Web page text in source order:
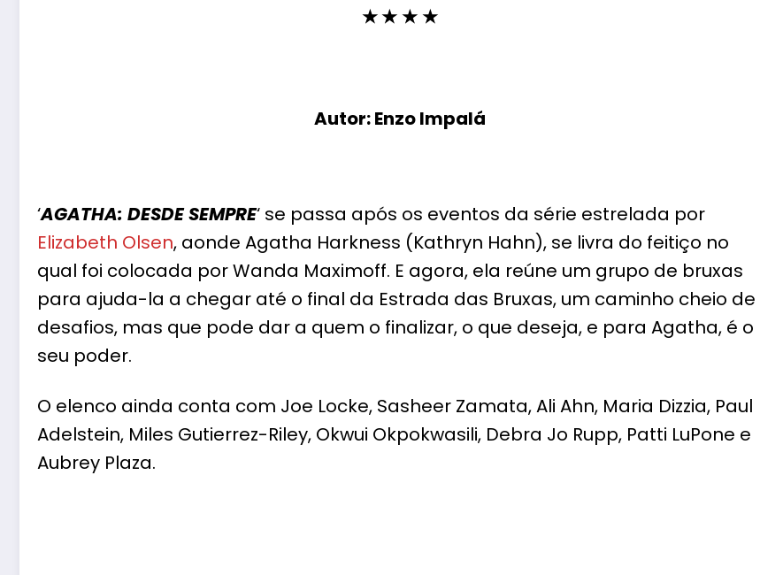
★ ★★★
Autor: Enzo Impalá
‘AGATHA: DESDE SEMPRE‘ se passa após os eventos da série estrelada por
Elizabeth Olsen, aonde Agatha Harkness (Kathryn Hahn), se livra do feitiço no
qual foi colocada por Wanda Maximoff. E agora, ela reúne um grupo de bruxas
para ajuda-la a chegar até o final da Estrada das Bruxas, um caminho cheio de
desafios, mas que pode dar a quem o finalizar, o que deseja, e para Agatha, é o
seu poder.
O elenco ainda conta com Joe Locke, Sasheer Zamata, Ali Ahn, Maria Dizzia, Paul
Adelstein, Miles Gutierrez-Riley, Okwui Okpokwasili, Debra Jo Rupp, Patti LuPone e
Aubrey Plaza.